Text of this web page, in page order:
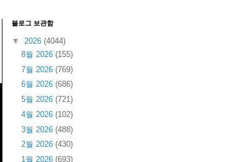
블로그 보관함
▼ 2026 (4044)
8월 2026 (155)
7월 2026 (769)
6월 2026 (686)
5월 2026 (721)
4월 2026 (102)
3월 2026 (488)
2월 2026 (430)
1월 2026 (693)